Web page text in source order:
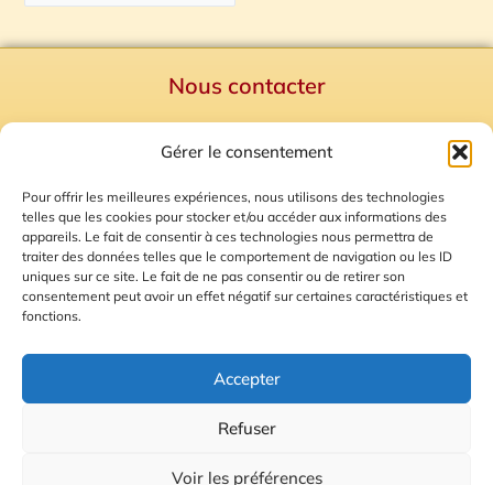
Gérer le consentement
Pour offrir les meilleures expériences, nous utilisons des technologies
telles que les cookies pour stocker et/ou accéder aux informations des
appareils. Le fait de consentir à ces technologies nous permettra de
traiter des données telles que le comportement de navigation ou les ID
uniques sur ce site. Le fait de ne pas consentir ou de retirer son
consentement peut avoir un effet négatif sur certaines caractéristiques et
fonctions.
Accepter
Refuser
Voir les préférences
Nous contacter
Mentions Légales
Plan du site
Gestion des Cookies
© 2026 Radio Calade